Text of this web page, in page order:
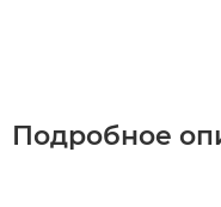
Подробное